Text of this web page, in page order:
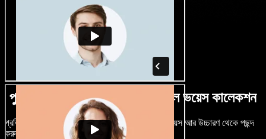
পুরুষ-নারী ভেদে নানান উচ্চারণে বিশাল ভয়েস কালেকশন
প্রতিটি প্রজেক্টকে আলাদা শোনাতে দিন। শত শত AI ভয়েস আর উচ্চারণ থেকে পছন্দ
করুন, নিজের মতো টিউন করুন।